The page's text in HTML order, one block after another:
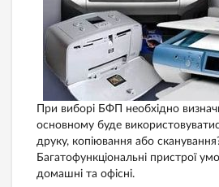
При виборі БФП необхідно
основному буде
друку, копіювання або
Багатофункціональні пристрої
домашні та офісні.